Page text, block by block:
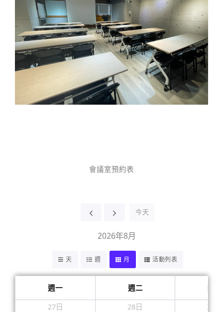
會議室預約表
今天
2026年8月
天 週 月 活動列表
週一 週二
週三
27日
28日 29日